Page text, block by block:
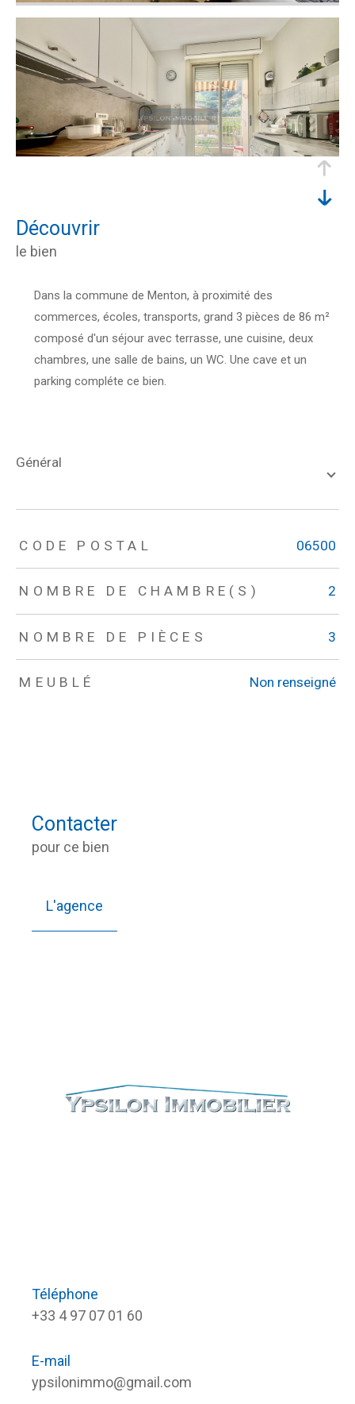
découvrir
le bien
Dans la commune de Menton, à proximité des
commerces, écoles, transports, grand 3 pièces de 86 m²
composé d'un séjour avec terrasse, une cuisine, deux
chambres, une salle de bains, un WC. Une cave et un
parking compléte ce bien.
général
TRAD_ZEPHYR_Caracteristique TRAD_ZEPHYR_Valeurs
CODE POSTAL 06500
NOMBRE DE CHAMBRE(S) 2
NOMBRE DE PIÈCES 3
MEUBLÉ Non renseigné
Contacter
pour ce bien
L'agence
Téléphone
+33 4 97 07 01 60
E-mail
ypsilonimmo@gmail.com